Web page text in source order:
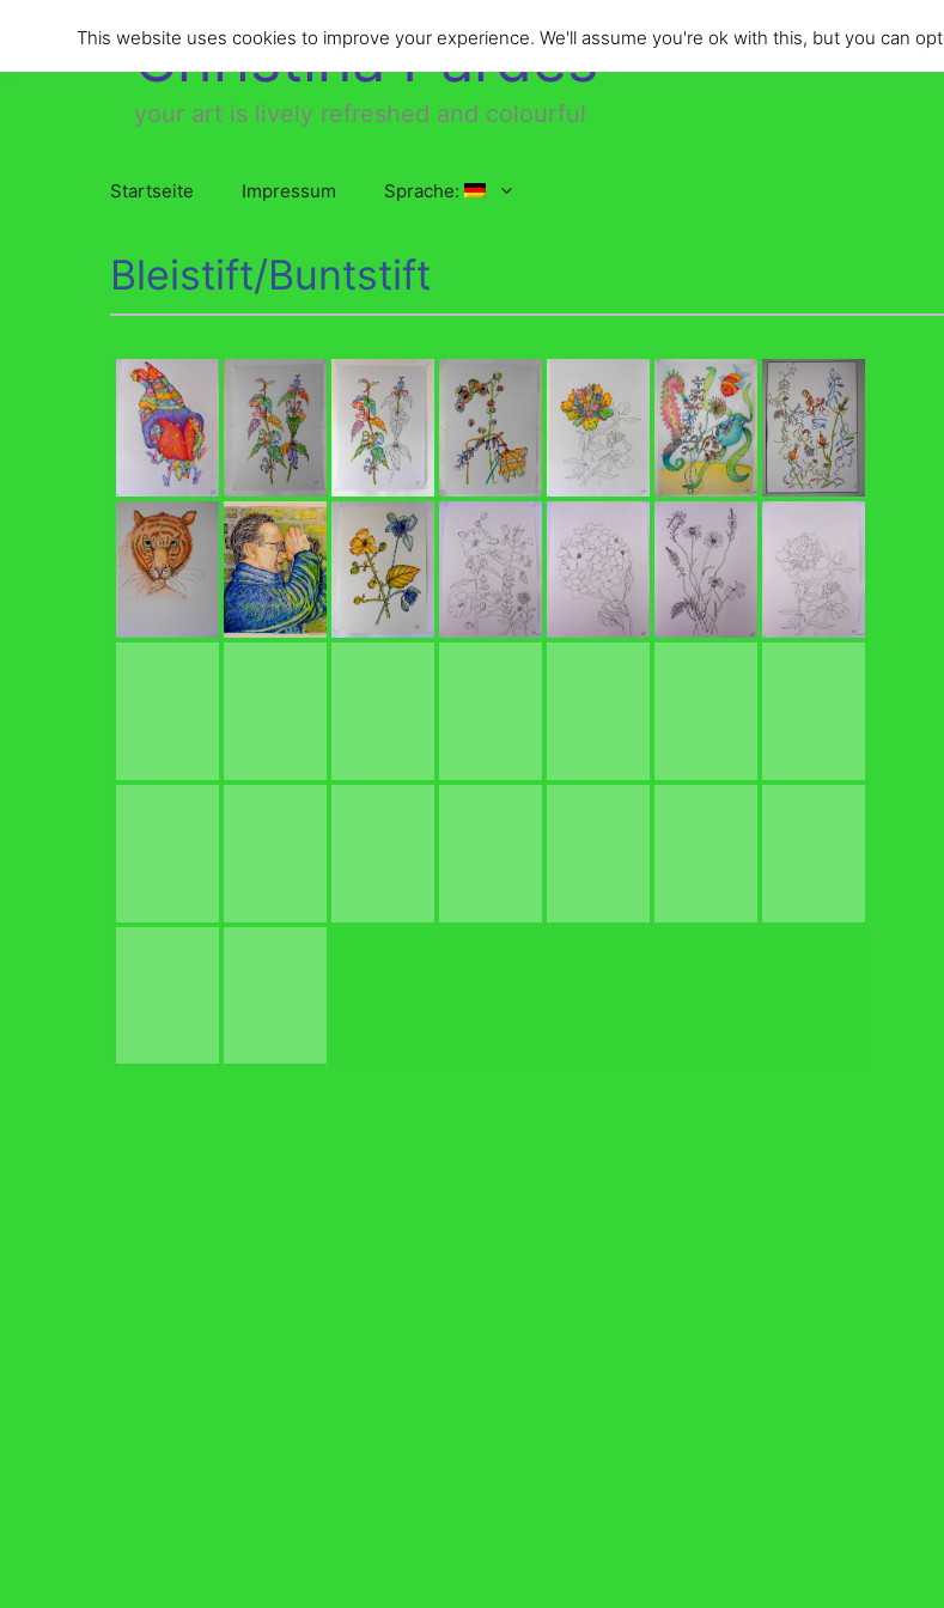
springen
Christina Pardes
your art is lively refreshed and colourful
Startseite Impressum Sprache:
Bleistift/Buntstift
This website uses cookies to improve your experience. We'll assume you're ok with this, but you can